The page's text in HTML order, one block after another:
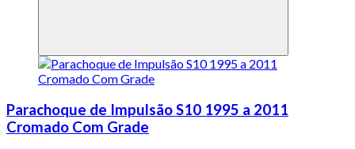
Parachoque de Impulsão S10 1995 a 2011
Cromado Com Grade